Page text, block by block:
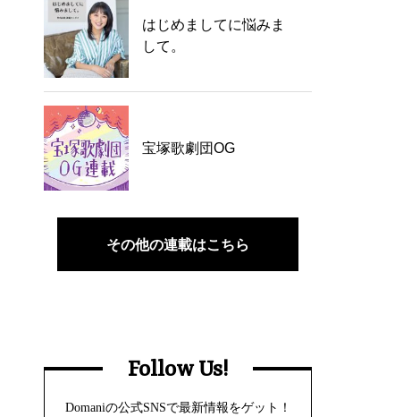
はじめましてに悩みま
して。
宝塚歌劇団OG
その他の連載はこちら
Follow Us!
Domaniの公式SNSで最新情報をゲット！